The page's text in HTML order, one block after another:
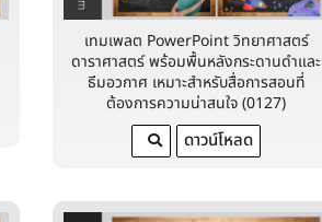
เทมเพลต PowerPoint วิทยาศาสตร์
ดาราศาสตร์ พร้อมพื้นหลังกระดานดำและ
ธีมอวกาศ เหมาะสำหรับสื่อการสอนที่
ต้องการความน่าสนใจ (0127)
ดาวน์โหลด